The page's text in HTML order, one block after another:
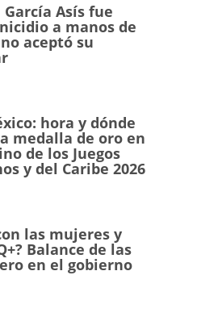
Asís fue
a manos de
aceptó su
hora y dónde
medalla de oro en
de los Juegos
y del Caribe 2026
las mujeres y
Balance de las
en el gobierno